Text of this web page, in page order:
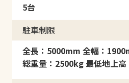
5台
駐車制限
全長：5000mm 全幅：
総重量：2500kg 最低地上